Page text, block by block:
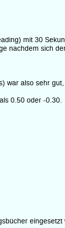
mit 30
nachdem sich
war also sehr
0.50 oder -0.30.